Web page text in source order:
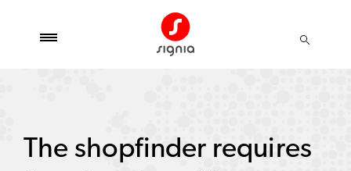
The shopfinder requires